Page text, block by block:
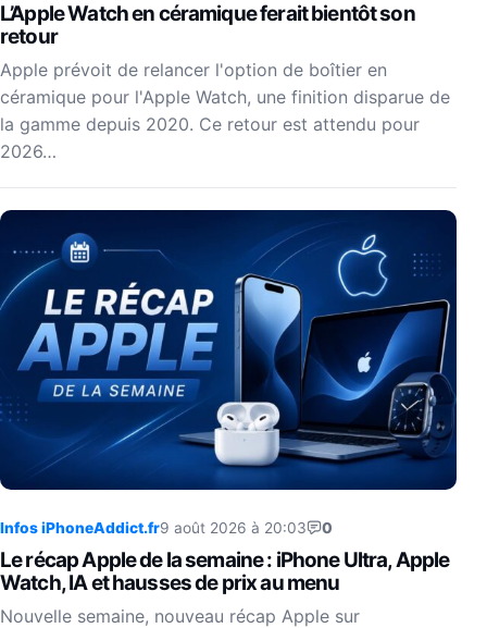
L’Apple Watch en céramique ferait bientôt son
retour
Apple prévoit de relancer l'option de boîtier en
céramique pour l'Apple Watch, une finition disparue de
la gamme depuis 2020. Ce retour est attendu pour
2026…
Infos iPhoneAddict.fr9 août 2026 à 20:03 0
Le récap Apple de la semaine : iPhone Ultra, Apple
Watch, IA et hausses de prix au menu
Nouvelle semaine, nouveau récap Apple sur